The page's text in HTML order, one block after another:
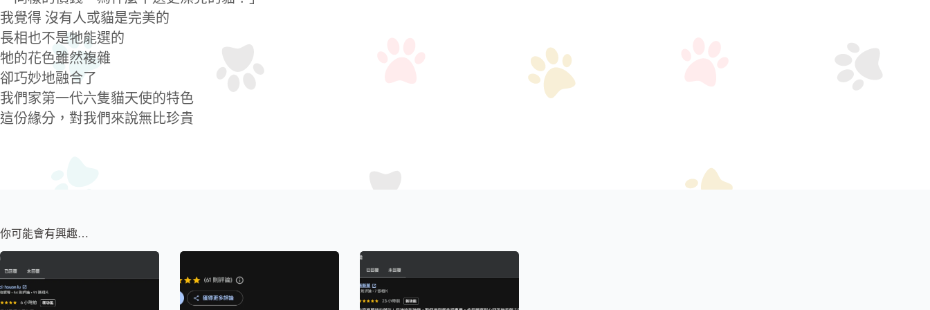
我覺得 沒有人或貓是完美的
長相也不是牠能選的
牠的花色雖然複雜
卻巧妙地融合了
我們家第一代六隻貓天使的特色
這份緣分，對我們來說無比珍貴
你可能會有興趣…